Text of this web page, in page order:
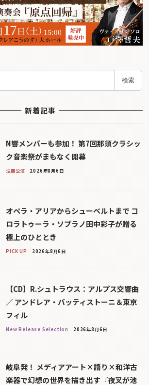
検索
新着記事
N響メンバーも参加！ 第7回那須クラシッ
ク音楽祭がまもなく開幕
注目公演 2026年8月6日
オペラ・アリアからシューベルトまで コ
ロラトゥーラ・ソプラノ田中彩子が贈る
極上のひととき
PICK UP 2026年8月6日
【CD】R.シュトラウス：アルプス交響曲
／ アンドレア・バッティストーニ＆東京
フィル
New Release Selection 2026年8月6日
岐阜発！ メディアアート×語り×和洋古
楽器で幻想の世界を描き出す『夜叉が池